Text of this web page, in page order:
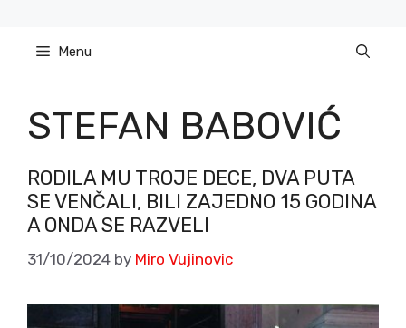
content Menu
STEFAN BABOVIĆ
RODILA MU TROJE DECE, DVA PUTA
SE VENČALI, BILI ZAJEDNO 15 GODINA
A ONDA SE RAZVELI
31/10/2024 by Miro Vujinovic